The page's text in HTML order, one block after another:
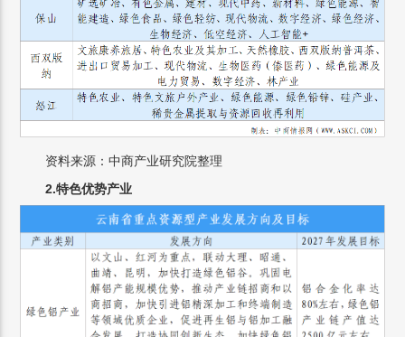
资料来源：中商产业研究院整理
2.特色优势产业